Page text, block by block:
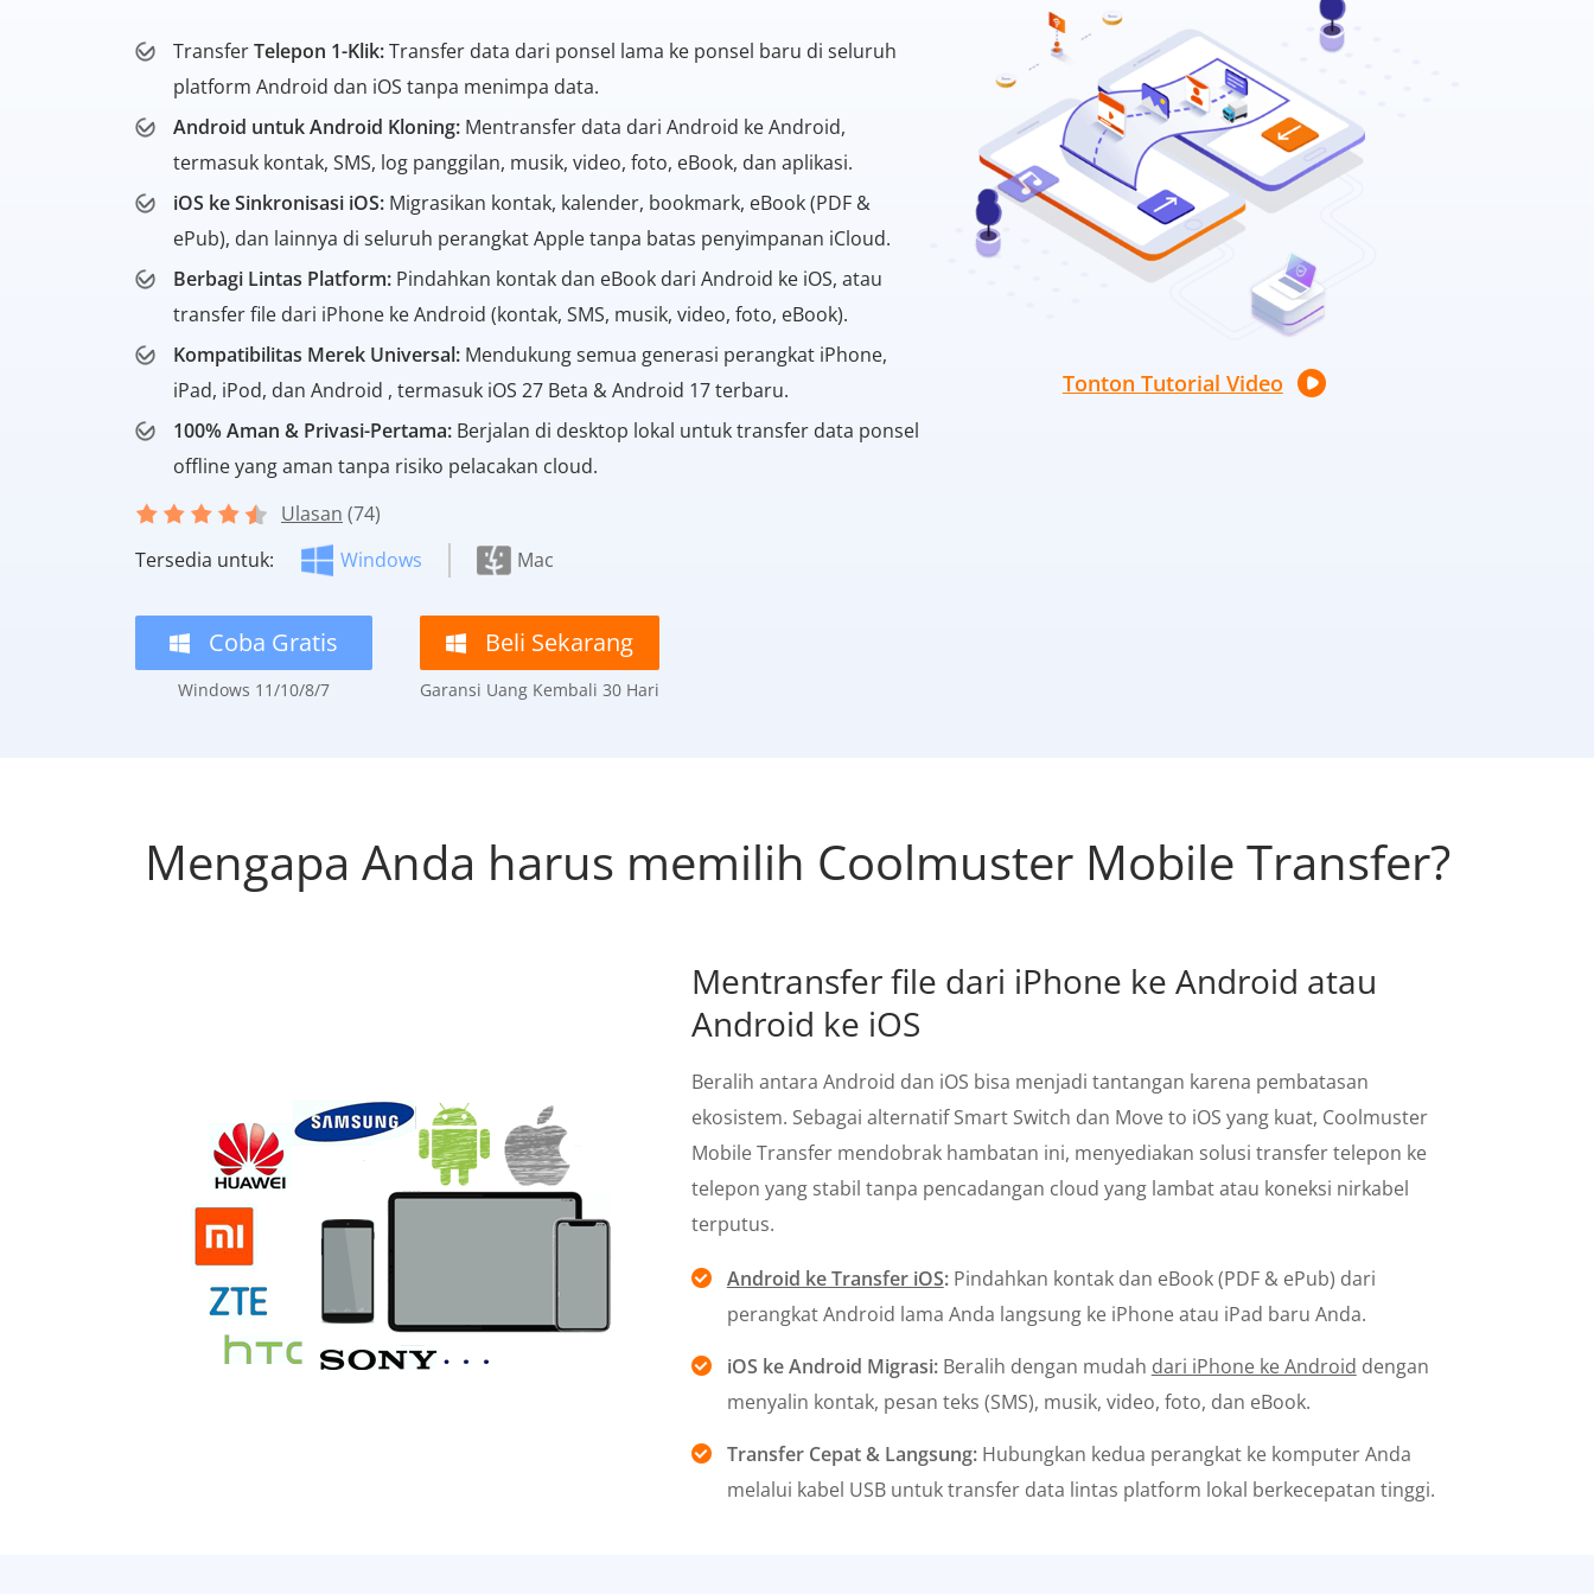
TransferTelepon 1-Klik:Transfer data dari ponsel lama ke ponsel baru di seluruh
platform Android dan iOS tanpa menimpa data.
Android untuk Android Kloning: Mentransfer data dari Android ke Android,
termasuk kontak, SMS, log panggilan, musik, video, foto, eBook, dan aplikasi.
iOS ke Sinkronisasi iOS: Migrasikan kontak, kalender, bookmark, eBook (PDF &
ePub), dan lainnya di seluruh perangkat Apple tanpa batas penyimpanan iCloud.
Berbagi Lintas Platform: Pindahkan kontak dan eBook dari Android ke iOS, atau
transfer file dari iPhone ke Android (kontak, SMS, musik, video, foto, eBook).
Kompatibilitas Merek Universal: Mendukung semua generasi perangkat iPhone,
iPad, iPod, dan Android , termasuk iOS 27 Beta & Android 17 terbaru.
100% Aman & Privasi-Pertama: Berjalan di desktop lokal untuk transfer data ponsel
offline yang aman tanpa risiko pelacakan cloud.
Ulasan (74)
Tersedia untuk:
Windows Mac
Coba Gratis
Windows 11/10/8/7
Beli Sekarang
Garansi Uang Kembali 30 Hari
Tonton Tutorial Video
Mengapa Anda harus memilih Coolmuster Mobile Transfer?
Mentransfer file dari iPhone ke Android atau
Android ke iOS
Beralih antara Android dan iOS bisa menjadi tantangan karena pembatasan
ekosistem. Sebagai alternatif Smart Switch dan Move to iOS yang kuat, Coolmuster
Mobile Transfer mendobrak hambatan ini, menyediakan solusi transfer telepon ke
telepon yang stabil tanpa pencadangan cloud yang lambat atau koneksi nirkabel
terputus.
Android ke Transfer iOS:Pindahkan kontak dan eBook (PDF & ePub) dari
perangkat Android lama Anda langsung ke iPhone atau iPad baru Anda.
iOS ke Android Migrasi:Beralih dengan mudah dari iPhone ke Android dengan
menyalin kontak, pesan teks (SMS), musik, video, foto, dan eBook.
Transfer Cepat & Langsung:Hubungkan kedua perangkat ke komputer Anda
melalui kabel USB untuk transfer data lintas platform lokal berkecepatan tinggi.